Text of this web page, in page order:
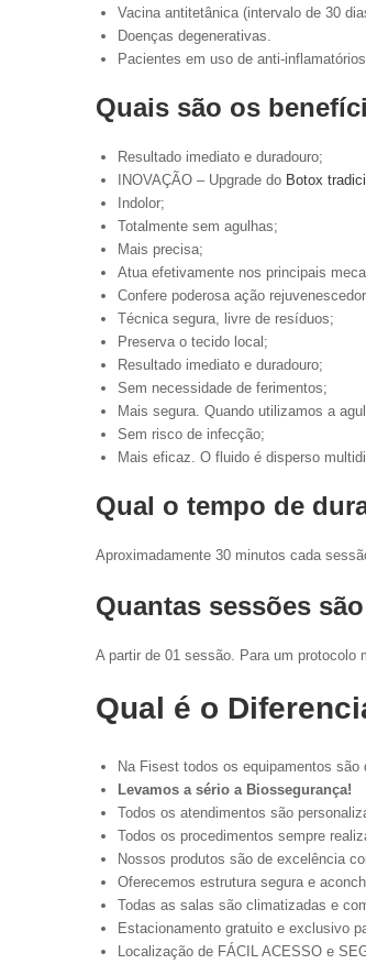
Vacina antitetânica (intervalo de 30
Doenças degenerativas.
Pacientes em uso de anti-
Quais são os
Resultado imediato e duradouro;
INOVAÇÃO – Upgrade do Botox
Indolor;
Totalmente sem agulhas;
Mais precisa;
Atua efetivamente nos principais
Confere poderosa ação
Técnica segura, livre de resíduos;
Preserva o tecido local;
Resultado imediato e duradouro;
Sem necessidade de ferimentos;
Mais segura. Quando utilizamos a
Sem risco de infecção;
Mais eficaz. O fluido é disperso
Qual o tempo de
Aproximadamente 30 minutos cada
Quantas sessões
A partir de 01 sessão. Para um protocolo
Qual é o
Na Fisest todos os equipamentos
Levamos a sério a Biossegurança!
Todos os atendimentos são
Todos os procedimentos sempre
Nossos produtos são de excelência
Oferecemos estrutura segura e
Todas as salas são climatizadas e
Estacionamento gratuito e exclusivo
Localização de FÁCIL ACESSO e